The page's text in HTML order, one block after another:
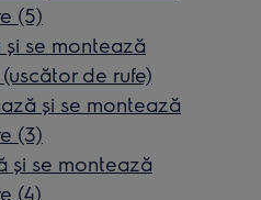
(5)
se montează
de rufe)
și se montează
(3)
și se montează
(4)